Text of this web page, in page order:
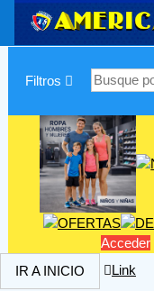
Filtros
Acceder
IR A INICIO
Link